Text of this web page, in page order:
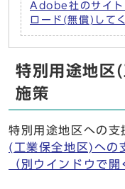
Adobe社のサイ
ロード(無償)して
特別用途地区
施策
特別用途地区への支
(工業保全地区)への
（別ウインドウで開